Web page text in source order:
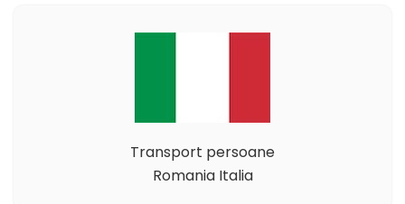
Transport persoane
Romania Italia